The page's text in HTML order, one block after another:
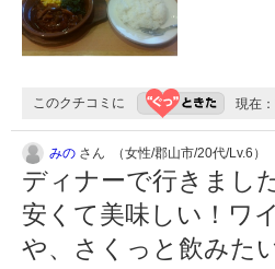
このクチコミに 現在：
みの さん （女性/郡山市/20代/Lv.6）
ディナーで行きまし
安くて美味しい！ワ
や、さくっと飲みた